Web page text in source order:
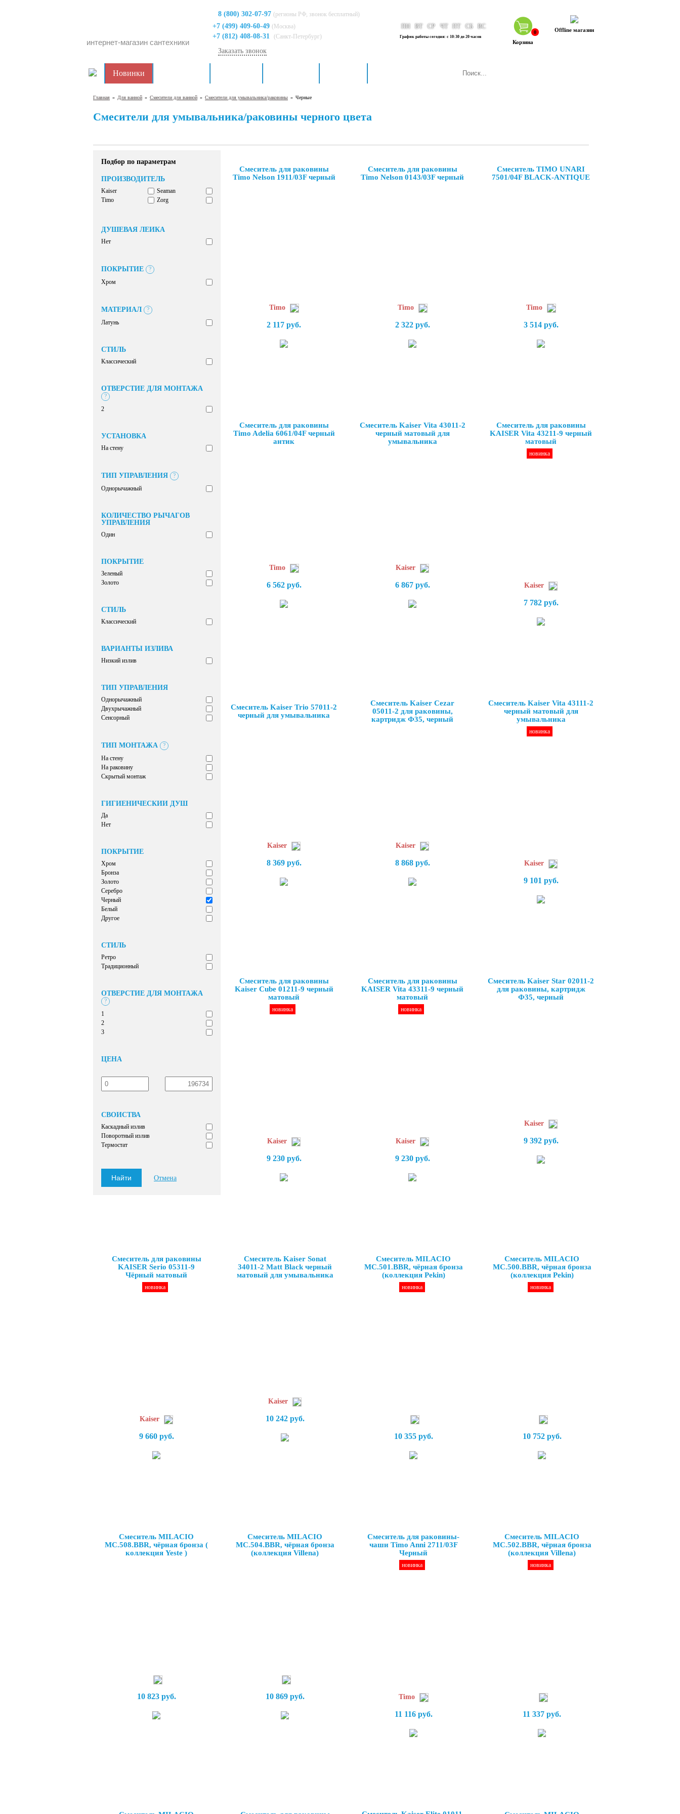
интернет-магазин сантехники
8 (800) 302-07-97 (регионы РФ, звонок бесплатный)
+7 (499) 409-60-49 (Москва)
+7 (812) 408-08-31 (Санкт-Петербург)
Заказать звонок
ПН ВТ СР ЧТ ПТ СБ ВС
График работы сегодня: с 10:30 до 20 часов
0
Корзина
Offline магазин
Новинки
Главная » Для ванной » Смесители для ванной » Смесители для умывальника/раковины » Черные
Смесители для умывальника/раковины черного цвета
Подбор по параметрам
ПРОИЗВОДИТЕЛЬ
Kaiser
Seaman
Timo
Zorg
ДУШЕВАЯ ЛЕЙКА
Нет
ПОКРЫТИЕ
?
Хром
МАТЕРИАЛ
?
Латунь
СТИЛЬ
Классический
ОТВЕРСТИЕ ДЛЯ МОНТАЖА
?
2
УСТАНОВКА
На стену
ТИП УПРАВЛЕНИЯ
?
Однорычажный
КОЛИЧЕСТВО РЫЧАГОВ
УПРАВЛЕНИЯ
Один
ПОКРЫТИЕ
Зеленый
Золото
СТИЛЬ
Классический
ВАРИАНТЫ ИЗЛИВА
Низкий излив
ТИП УПРАВЛЕНИЯ
Однорычажный
Двухрычажный
Сенсорный
ТИП МОНТАЖА
?
На стену
На раковину
Скрытый монтаж
ГИГИЕНИЧЕСКИЙ ДУШ
Да
Нет
ПОКРЫТИЕ
Хром
Бронза
Золото
Серебро
Черный
Белый
Другое
СТИЛЬ
Ретро
Традиционный
ОТВЕРСТИЕ ДЛЯ МОНТАЖА
?
1
2
3
ЦЕНА
СВОЙСТВА
Каскадный излив
Поворотный излив
Термостат
Отмена
Смеситель для раковины
Timo Nelson 1911/03F черный
Timo
2 117 руб.
Смеситель для раковины
Timo Nelson 0143/03F черный
Timo
2 322 руб.
Смеситель TIMO UNARI
7501/04F BLACK-ANTIQUE
Timo
3 514 руб.
Смеситель для раковины
Timo Adelia 6061/04F черный
антик
Timo
6 562 руб.
Смеситель Kaiser Vita 43011-2
черный матовый для
умывальника
Kaiser
6 867 руб.
Смеситель для раковины
KAISER Vita 43211-9 черный
матовый
новинка
Kaiser
7 782 руб.
Смеситель Kaiser Trio 57011-2
черный для умывальника
Kaiser
8 369 руб.
Смеситель Kaiser Cezar
05011-2 для раковины,
картридж Ф35, черный
Kaiser
8 868 руб.
Смеситель Kaiser Vita 43111-2
черный матовый для
умывальника
новинка
Kaiser
9 101 руб.
Смеситель для раковины
Kaiser Cube 01211-9 черный
матовый
новинка
Kaiser
9 230 руб.
Смеситель для раковины
KAISER Vita 43311-9 черный
матовый
новинка
Kaiser
9 230 руб.
Смеситель Kaiser Star 02011-2
для раковины, картридж
Ф35, черный
Kaiser
9 392 руб.
Смеситель для раковины
KAISER Serio 05311-9
Чёрный матовый
новинка
Kaiser
9 660 руб.
Смеситель Kaiser Sonat
34011-2 Matt Black черный
матовый для умывальника
Kaiser
10 242 руб.
Смеситель MILACIO
MC.501.BBR, чёрная бронза
(коллекция Pekin)
новинка
10 355 руб.
Смеситель MILACIO
MC.500.BBR, чёрная бронза
(коллекция Pekin)
новинка
10 752 руб.
Смеситель MILACIO
MC.508.BBR, чёрная бронза (
коллекция Yeste )
10 823 руб.
Смеситель MILACIO
MC.504.BBR, чёрная бронза
(коллекция Villena)
10 869 руб.
Смеситель для раковины-
чаши Timo Anni 2711/03F
Черный
новинка
Timo
11 116 руб.
Смеситель MILACIO
MC.502.BBR, чёрная бронза
(коллекция Villena)
новинка
11 337 руб.